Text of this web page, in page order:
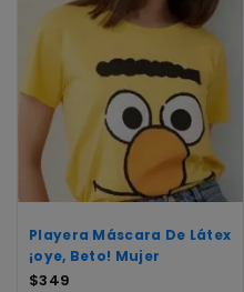
Playera Máscara De Látex
¡oye, Beto! Mujer
$349